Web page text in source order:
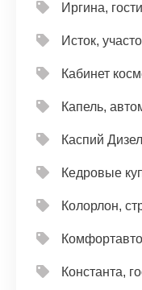
Иргина,
Исток,
Кабинет
Капель,
Каспий
Кедровые
Колорлон,
Константа,